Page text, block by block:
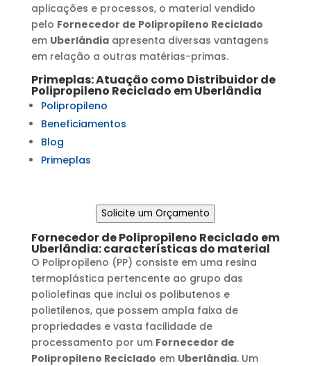
aplicações e processos, o material vendido
pelo Fornecedor de Polipropileno Reciclado
em Uberlândiaapresenta diversas vantagens
em relação a outras matérias-primas.
Primeplas: Atuação como Distribuidor de
Polipropileno Reciclado emUberlândia
Polipropileno
Beneficiamentos
Blog
Primeplas
Solicite um Orçamento
Fornecedor de Polipropileno Reciclado em
Uberlândia: características do material
O Polipropileno (PP) consiste em uma resina
termoplástica pertencente ao grupo das
poliolefinas que inclui os polibutenos e
polietilenos, que possem ampla faixa de
propriedades e vasta facilidade de
processamento por um Fornecedor de
Polipropileno Reciclado em Uberlândia. Um